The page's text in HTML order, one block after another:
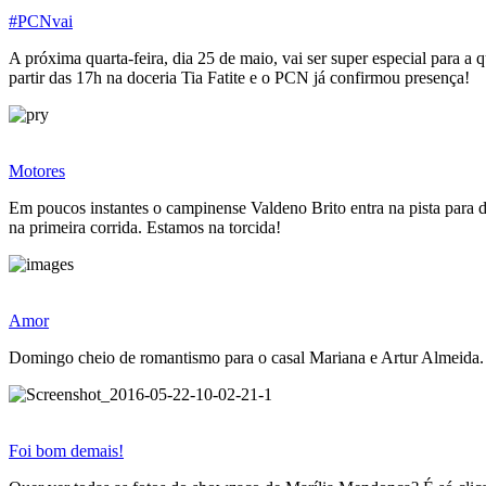
#PCNvai
A próxima quarta-feira, dia 25 de maio, vai ser super especial para
partir das 17h na doceria Tia Fatite e o PCN já confirmou presença!
Motores
Em poucos instantes o campinense Valdeno Brito entra na pista
na primeira corrida. Estamos na torcida!
Amor
Domingo cheio de romantismo para o casal Mariana e Artur
Foi bom demais!